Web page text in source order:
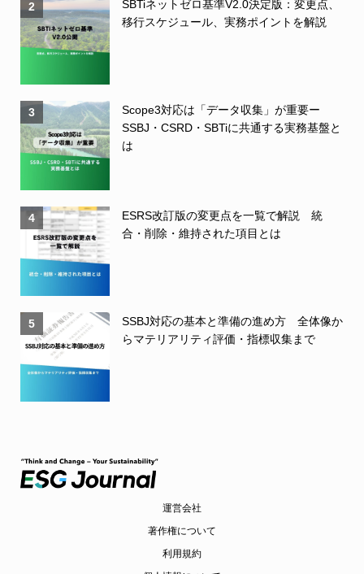
2
SBTiネットゼロ基準V2.0決定版：変更点、
移行スケジュール、実務ポイントを解説
3
Scope3対応は「データ収集」が重要ー
SSBJ・CSRD・SBTiに共通する実務基盤と
は
4
ESRS改訂版の変更点を一覧で解説 統
合・削除・維持された項目とは
5
SSBJ対応の基本と準備の進め方 全体像か
らマテリアリティ評価・指標収集まで
運営会社
著作権について
利用規約